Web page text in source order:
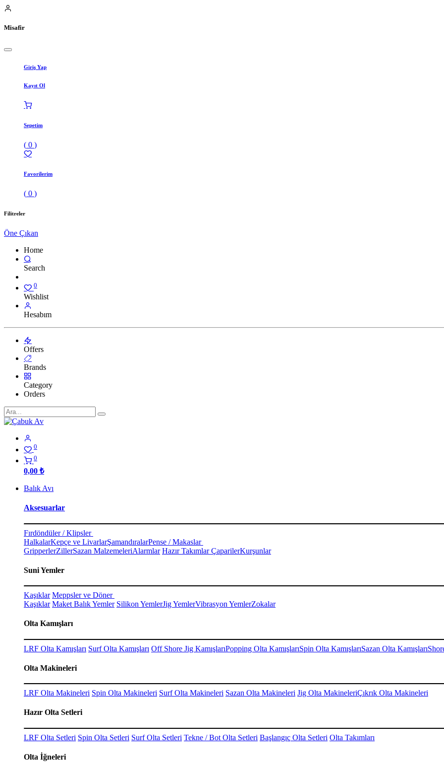
Misafir
Giriş Yap
Kayıt Ol
Sepetim
( 0 )
Favorilerim
( 0 )
Filitreler
Öne Çıkan
Home
Search
0
Wishlist
Hesabım
Offers
Brands
Category
Orders
0
0
0,00 ₺
Balık Avı
Aksesuarlar
Fırdöndüler / Klipsler
HalkalarKepçe ve LivarlarŞamandıralarPense / Makaslar
GripperlerZillerSazan MalzemeleriAlarmlar Hazır Takımlar ÇaparilerKurşunlar
Suni Yemler
Kaşıklar Meppsler ve Döner
Kaşıklar Maket Balık Yemler Silikon YemlerJig YemlerVibrasyon YemlerZokalar
Olta Kamışları
LRF Olta Kamışları Surf Olta Kamışları Off Shore Jig KamışlarıPopping Olta KamışlarıSpin Olta KamışlarıSazan Olta Kamışları
Olta Makineleri
LRF Olta Makineleri Spin Olta Makineleri Surf Olta Makineleri Sazan Olta Makineleri Jig Olta MakineleriÇıkrık Olta Makineleri
Hazır Olta Setleri
LRF Olta Setleri Spin Olta Setleri Surf Olta Setleri Tekne / Bot Olta Setleri Başlangıç Olta Setleri Olta Takımları
Olta İğneleri